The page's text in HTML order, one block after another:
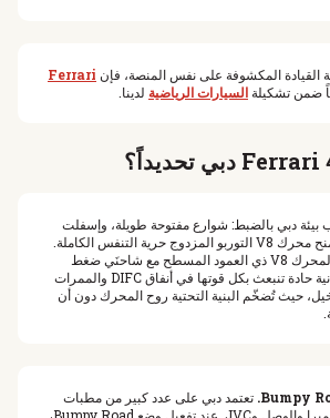
القيادة المكشوفة على نفس المنصة، فإن Ferrari
ضمن تشكيلة السيارات الرياضية لدينا.
488 لتناسب بيئة دبي بالضبط: شوارع مفتوحة طويلة، وإسفلت
ناعم كالمرايا، ومناخ يمنح محرك V8 التوربو المزدوج حرية التنفس الكاملة.
صوت العادم، بتصميم المحرك V8 ذي العمود المسطح مع شاحنَي ضغط
IHI، يُنتج موسيقى معدنية حادة تنبعث بكل قوتها في أنفاق DIFC والممرات
حيث تُضخّم البنية التحتية روح المحرك دون أن
تعتمد دبي على عدد كبير من مطبات